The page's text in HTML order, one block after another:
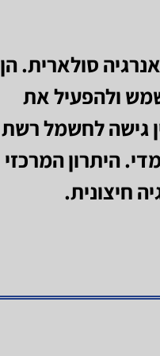
סולארית. הן
ולהפעיל את
גישה לחשמל רשת
היתרון המרכזי
חיצונית.